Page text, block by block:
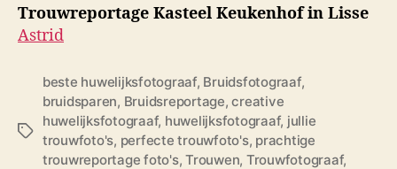
Trouwreportage Kasteel Keukenhof in Lisse
Astrid
T
beste huwelijksfotograaf, Bruidsfotograaf,
bruidsparen, Bruidsreportage,creative
huwelijksfotograaf, huwelijksfotograaf, jullie
trouwfoto's, perfecte trouwfoto's, prachtige
trouwreportage foto's,Trouwen, Trouwfotograaf,